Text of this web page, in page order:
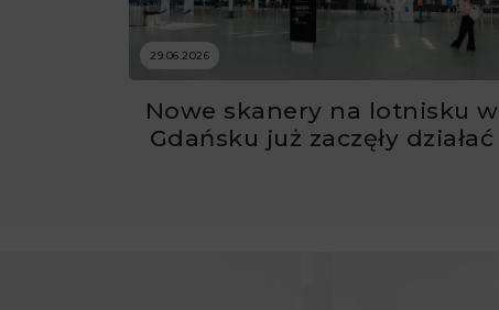
29.06.2026
Nowe skanery na lotnisku w
Gdańsku już zaczęły działać